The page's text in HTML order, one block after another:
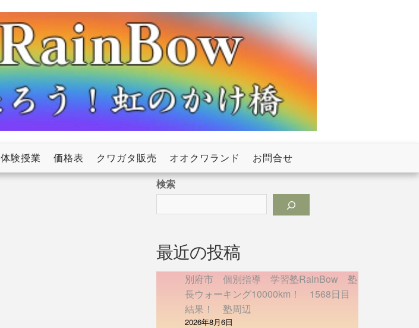
体験授業 価格表 クワガタ販売 オオクワランド お問合せ
検索
最近の投稿
別府市 個別指導 学習塾RainBow 塾
長ウォーキング10000km！ 1568日目
結果！ 塾周辺
2026年8月6日